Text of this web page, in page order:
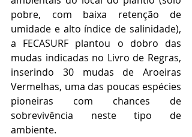
pobre, com baixa retenção de
umidade e alto índice de salinidade),
a FECASURF plantou o dobro das
mudas indicadas no Livro de Regras,
inserindo 30 mudas de Aroeiras
Vermelhas, uma das poucas espécies
pioneiras com chances de
sobrevivência neste tipo de
ambiente.